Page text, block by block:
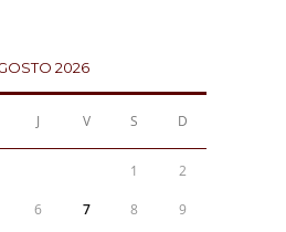
2026
J V S D
1 2
6 7 8 9